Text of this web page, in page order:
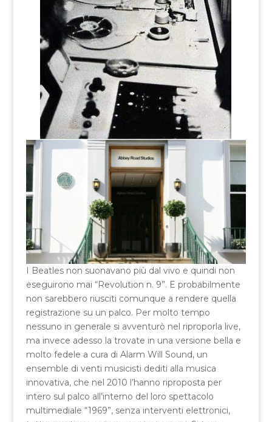
I Beatles non suonavano più dal vivo e quindi non
eseguirono mai “Revolution n. 9”. E probabilmente
non sarebbero riusciti comunque a rendere quella
registrazione su un palco. Per molto tempo
nessuno in generale si avventurò nel riproporla live,
ma invece adesso la trovate in una versione bella e
molto fedele a cura di Alarm Will Sound, un
ensemble di venti musicisti dediti alla musica
innovativa, che nel 2010 l’hanno riproposta per
intero sul palco all’interno del loro spettacolo
multimediale “1969”, senza interventi elettronici,